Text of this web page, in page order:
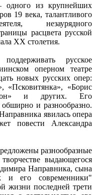
из крупнейших
19 века, талантливого
незаурядного
расцвета русской
XX столетия.
русское
оперном театре
новых русских опер:
«Псковитянка», «Борис
и других. Его
обширно и разнообразно.
явилась опера
повести Александра
разнообразные
выдающегося
Направника, сына
и его современники"
жизни последней трети